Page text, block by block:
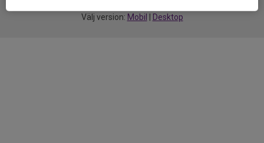
Välj version: Mobil Desktop